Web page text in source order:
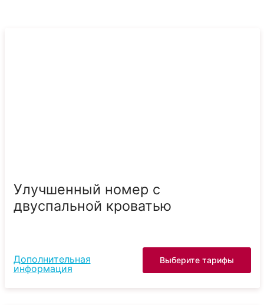
Улучшенный номер с
двуспальной кроватью
Дополнительная
информация
Выберите тарифы